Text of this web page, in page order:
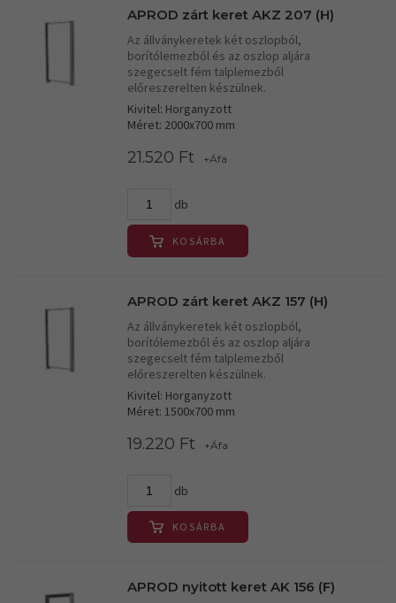
APROD zárt keret AKZ 207 (H)
Az állványkeretek két oszlopból,
borítólemezből és az oszlop aljára
szegecselt fém talplemezből
előreszerelten készülnek.
Kivitel: Horganyzott
Méret: 2000x700 mm
21.520 Ft +Áfa
db
KOSÁRBA
APROD zárt keret AKZ 157 (H)
Az állványkeretek két oszlopból,
borítólemezből és az oszlop aljára
szegecselt fém talplemezből
előreszerelten készülnek.
Kivitel: Horganyzott
Méret: 1500x700 mm
19.220 Ft +Áfa
db
KOSÁRBA
APROD nyitott keret AK 156 (F)